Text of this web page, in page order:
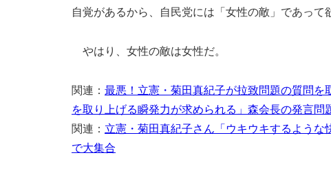
自覚があるから、自民党には「女性の敵」であって
やはり、女性の敵は女性だ。
関連： 最悪！立憲・菊田真紀子が拉致問題の質問
を取り上げる瞬発力が求められる」森会長の発言問
関連： 立憲・菊田真紀子さん「ウキウキするよう
で大集合